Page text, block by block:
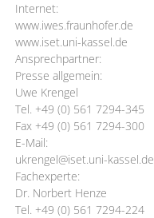
Internet:
www.iwes.fraunhofer.de
www.iset.uni-kassel.de
Ansprechpartner:
Presse allgemein:
Uwe Krengel
Tel. +49 (0) 561 7294-345
Fax +49 (0) 561 7294-300
E-Mail:
ukrengel@iset.uni-kassel.de
Fachexperte:
Dr. Norbert Henze
Tel. +49 (0) 561 7294-224